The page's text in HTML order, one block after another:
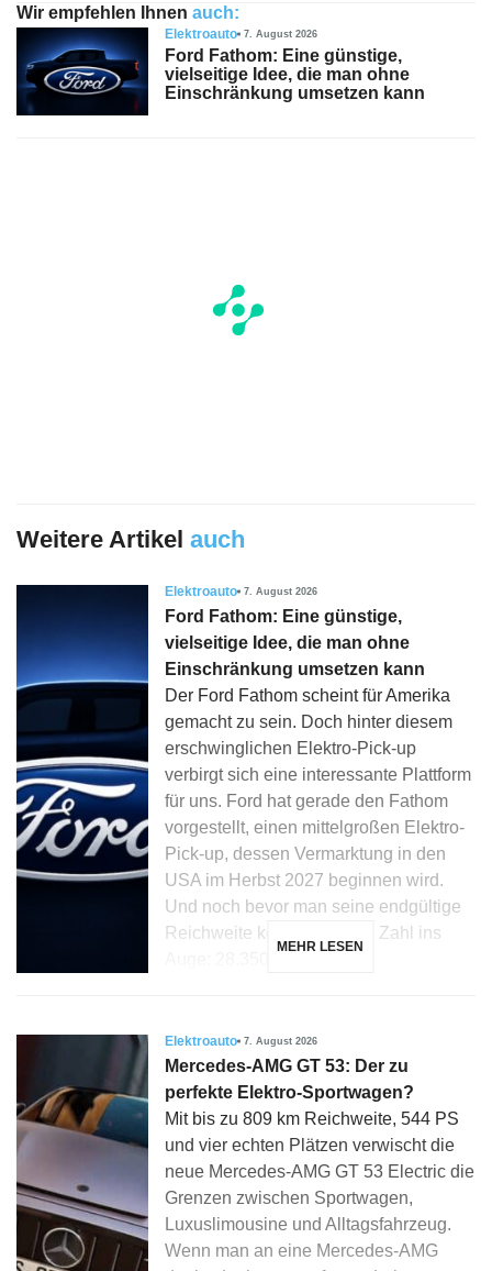
Wir empfehlen Ihnen auch:
Elektroauto 7. August 2026
Ford Fathom: Eine günstige,
vielseitige Idee, die man ohne
Einschränkung umsetzen kann
Weitere Artikel auch
Elektroauto 7. August 2026
Ford Fathom: Eine günstige,
vielseitige Idee, die man ohne
Einschränkung umsetzen kann
Der Ford Fathom scheint für Amerika
gemacht zu sein. Doch hinter diesem
erschwinglichen Elektro-Pick-up
verbirgt sich eine interessante Plattform
für uns. Ford hat gerade den Fathom
vorgestellt, einen mittelgroßen Elektro-
Pick-up, dessen Vermarktung in den
USA im Herbst 2027 beginnen wird.
Und noch bevor man seine endgültige
Reichweite kennt, fällt eine Zahl ins
MEHR LESEN
Elektroauto 7. August 2026
Mercedes-AMG GT 53: Der zu
perfekte Elektro-Sportwagen?
Mit bis zu 809 km Reichweite, 544 PS
und vier echten Plätzen verwischt die
neue Mercedes-AMG GT 53 Electric die
Grenzen zwischen Sportwagen,
Luxuslimousine und Alltagsfahrzeug.
Wenn man an eine Mercedes-AMG